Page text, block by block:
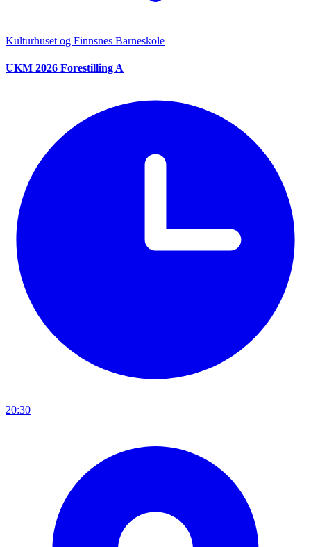
Kulturhuset og Finnsnes Barneskole
UKM 2026 Forestilling A
20:30